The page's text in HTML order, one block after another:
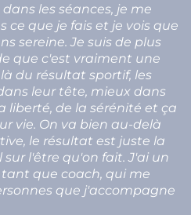
les séances, je me
ce que je fais et je vois que
sereine. Je suis de plus
que c'est vraiment une
du résultat sportif, les
leur tête, mieux dans
liberté, de la sérénité et ça
vie. On va bien au-delà
le résultat est juste la
l'être qu'on fait. J'ai un
que coach, qui me
que j'accompagne